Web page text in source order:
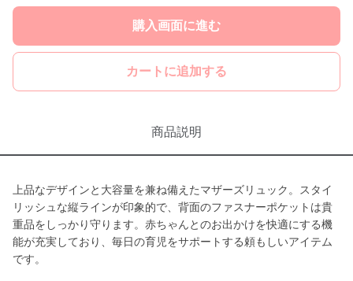
購入画面に進む
カートに追加する
商品説明
上品なデザインと大容量を兼ね備えたマザーズリュック。スタイ
リッシュな縦ラインが印象的で、背面のファスナーポケットは貴
重品をしっかり守ります。赤ちゃんとのお出かけを快適にする機
能が充実しており、毎日の育児をサポートする頼もしいアイテム
です。